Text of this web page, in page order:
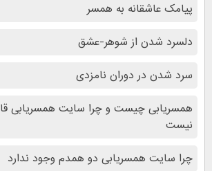
پیامک عاشقانه به همسر
دلسرد شدن از شوهر-عشق
سرد شدن در دوران نامزدی
همسریابی چیست و چرا سایت همسریابی
نیست
چرا سایت همسریابی دو همدم وجود ندارد